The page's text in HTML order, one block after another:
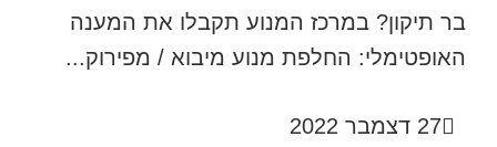
בר תיקון? במרכז המנוע תקבלו את המענה
האופטימלי: החלפת מנוע מיבוא / מפירוק...
27 דצמבר 2022